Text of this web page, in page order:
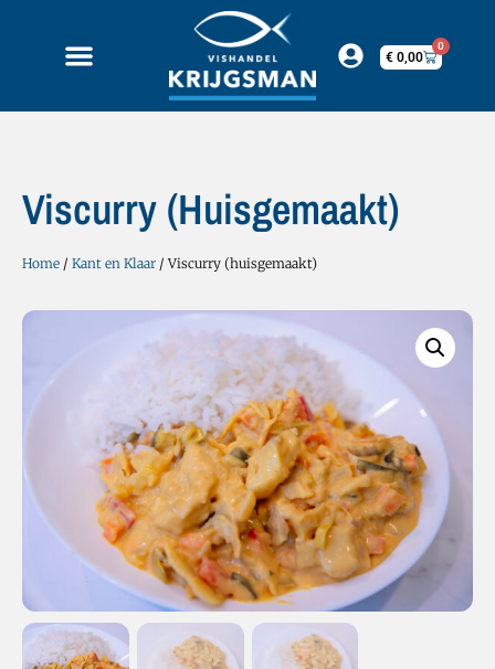
€ 0,00
0
Viscurry (huisgemaakt)
Home / Kant en Klaar / Viscurry (huisgemaakt)